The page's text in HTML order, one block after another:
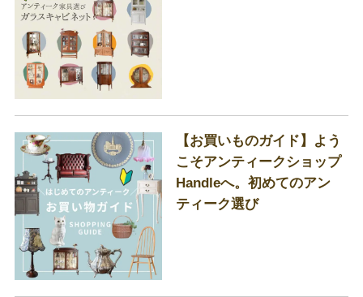
【お買いものガイド】よう
こそアンティークショップ
Handleへ。初めてのアン
ティーク選び